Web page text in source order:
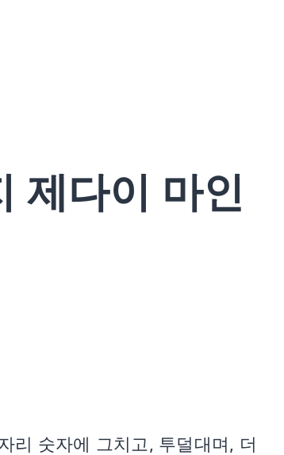
제다이 마인
리 숫자에 그치고, 투덜대며, 더